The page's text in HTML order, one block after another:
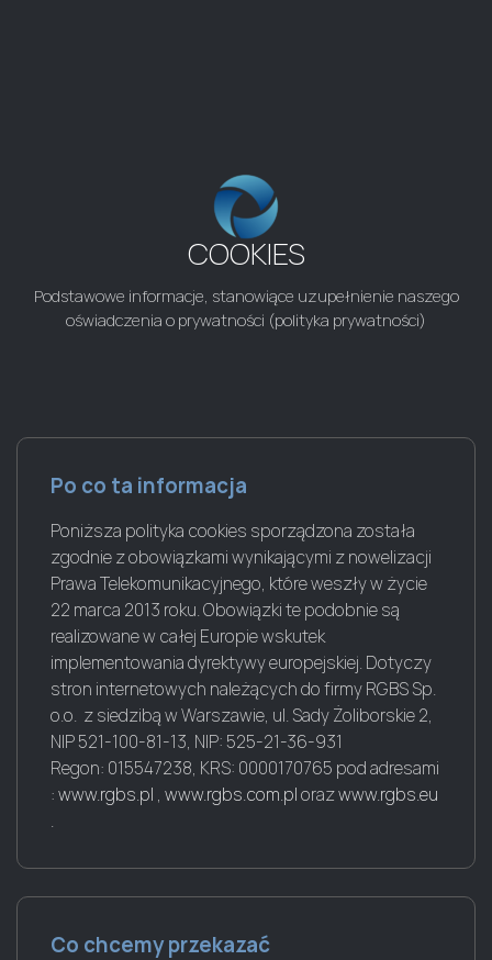
COOKIES
Podstawowe informacje, stanowiące uzupełnienie naszego
oświadczenia o prywatności (polityka prywatności)
Po co ta informacja
Poniższa polityka cookies sporządzona została
zgodnie z obowiązkami wynikającymi z nowelizacji
Prawa Telekomunikacyjnego, które weszły w życie
22 marca 2013 roku. Obowiązki te podobnie są
realizowane w całej Europie wskutek
implementowania dyrektywy europejskiej. Dotyczy
stron internetowych należących do firmy RGBS Sp.
o.o. z siedzibą w Warszawie, ul. Sady Żoliborskie 2,
NIP 521-100-81-13, NIP: 525-21-36-931
Regon: 015547238, KRS: 0000170765 pod adresami
:www.rgbs.pl , www.rgbs.com.plorazwww.rgbs.eu
.
Co chcemy przekazać